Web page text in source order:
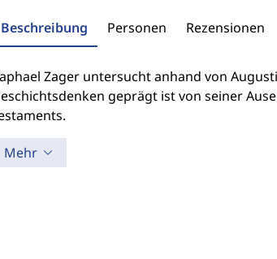
Beschreibung Personen Rezensionen
Zager untersucht anhand von
geprägt ist von seiner
Mehr